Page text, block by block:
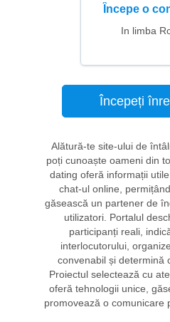
Începe o
In limba
Începeți
Alătură-te site-ului de
poți cunoaște oameni din
dating oferă informații
chat-ul online,
găsească un partener de
utilizatori. Portalul
participanți reali,
interlocutorului,
convenabil și determină
Proiectul selectează cu
oferă tehnologii unice,
promovează o comunicare